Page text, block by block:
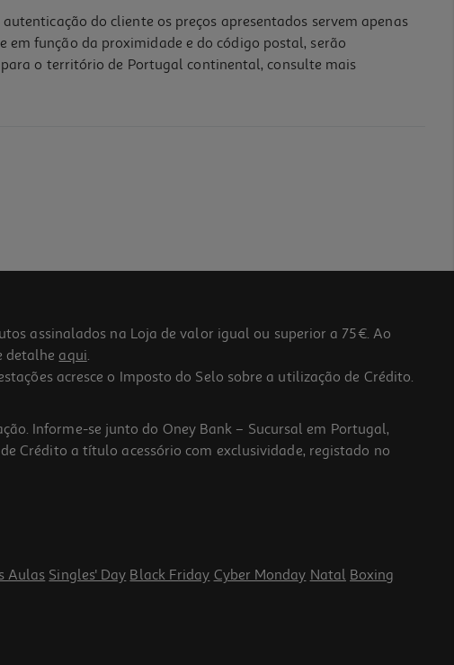
do cliente os preços apresentados servem apenas
função da proximidade e do código postal, serão
o território de Portugal continental, consulte mais
assinalados na Loja de valor igual ou superior a 75€. Ao
detalhe aqui.
acresce o Imposto do Selo sobre a utilização de Crédito.
Informe-se junto do Oney Bank – Sucursal em Portugal,
Crédito a título acessório com exclusividade, registado no
Aulas Singles' Day Black Friday Cyber Monday Natal Boxing